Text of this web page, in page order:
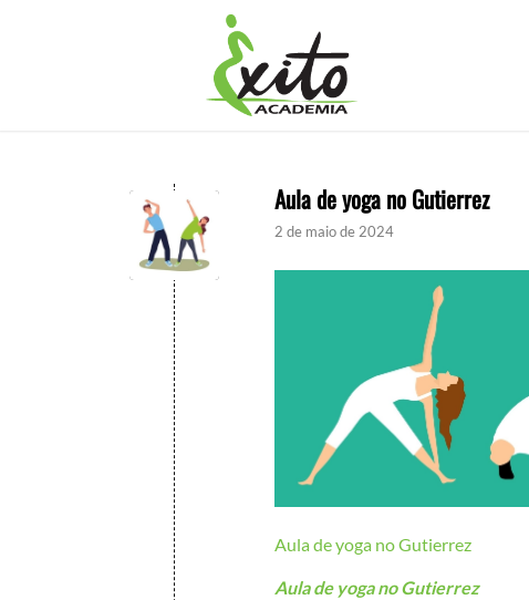
Aula de yoga no Gutierrez
2 de maio de 2024
Aula de yoga no Gutierrez
Aula de yoga no Gutierrez